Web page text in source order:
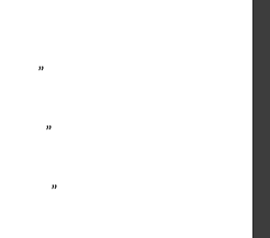
Rita
”
”
Maria
”